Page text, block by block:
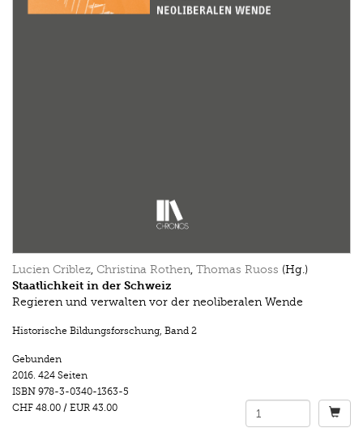
Lucien Criblez, Christina Rothen, Thomas Ruoss (Hg.)
Staatlichkeit in der Schweiz
Regieren und verwalten vor der neoliberalen Wende
Historische Bildungsforschung, Band 2
Gebunden
2016. 424 Seiten
ISBN 978-3-0340-1363-5
CHF 48.00 / EUR 43.00